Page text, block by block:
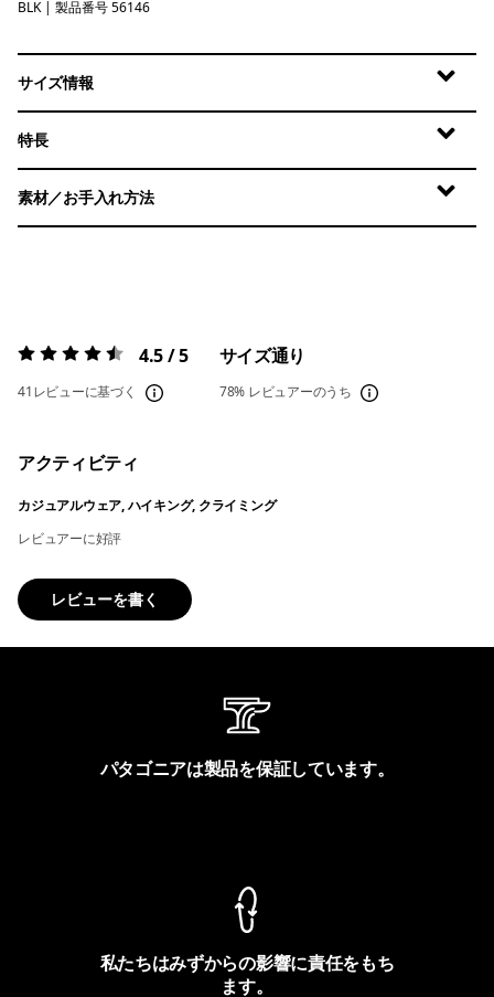
Black
BLK | 製品番号 56146
サイズ情報
特長
素材／お手入れ方法
評価:4.5 / 5 4.5 / 5
41レビューに基づく
サイズ通り
78% レビュアーのうち
アクティビティ
カジュアルウェア, ハイキング, クライミング
レビュアーに好評
レビューを書く
パタゴニアは製品を保証しています。
私たちはみずからの影響に責任をもち
ます。